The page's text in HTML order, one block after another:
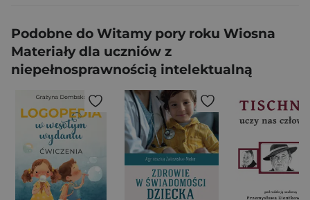
Podobne do Witamy pory roku Wiosna
Materiały dla uczniów z
niepełnosprawnością intelektualną